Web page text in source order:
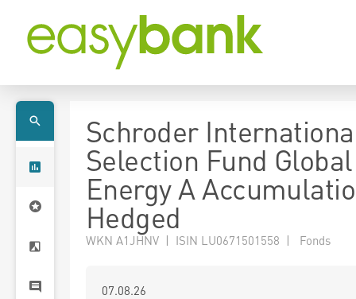
Schroder
Selection Fund Global
Energy A
Hedged
WKN A1JHNV | ISIN LU0671501558 | Fonds
07.08.26